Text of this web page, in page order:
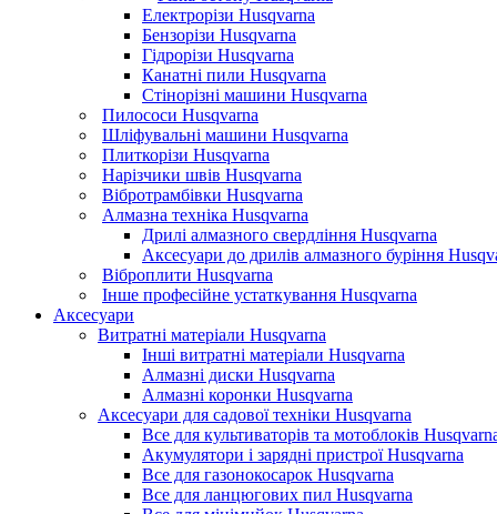
Електрорізи Husqvarna
Бензорізи Husqvarna
Гідрорізи Husqvarna
Канатні пили Husqvarna
Стінорізні машини Husqvarna
Пилососи Husqvarna
Шліфувальні машини Husqvarna
Плиткорізи Husqvarna
Нарізчики швів Husqvarna
Вібротрамбівки Husqvarna
Алмазна техніка Husqvarna
Дрилі алмазного свердління Husqvarna
Аксесуари до дрилів алмазного буріння
Віброплити Husqvarna
Інше професійне устаткування Husqvarna
Аксесуари
Витратні матеріали Husqvarna
Інші витратні матеріали Husqvarna
Алмазні диски Husqvarna
Алмазні коронки Husqvarna
Аксесуари для садової техніки Husqvarna
Все для культиваторів та мотоблоків
Акумулятори і зарядні пристрої Husqvarna
Все для газонокосарок Husqvarna
Все для ланцюгових пил Husqvarna